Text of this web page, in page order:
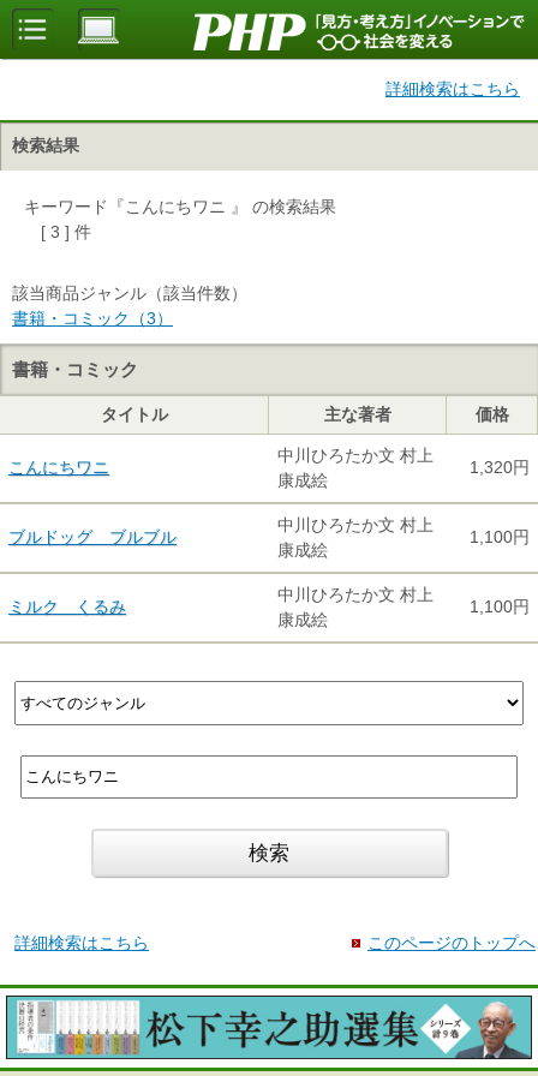
詳細検索はこちら
検索結果
キーワード『こんにちワニ 』 の検索結果
[ 3 ] 件
該当商品ジャンル（該当件数）
書籍・コミック（3）
書籍・コミック
タイトル 主な著者 価格
こんにちワニ
中川ひろたか文 村上
康成絵
1,320円
ブルドッグ ブルブル
中川ひろたか文 村上
康成絵
1,100円
ミルク くるみ
中川ひろたか文 村上
康成絵
1,100円
詳細検索はこちら このページのトップへ